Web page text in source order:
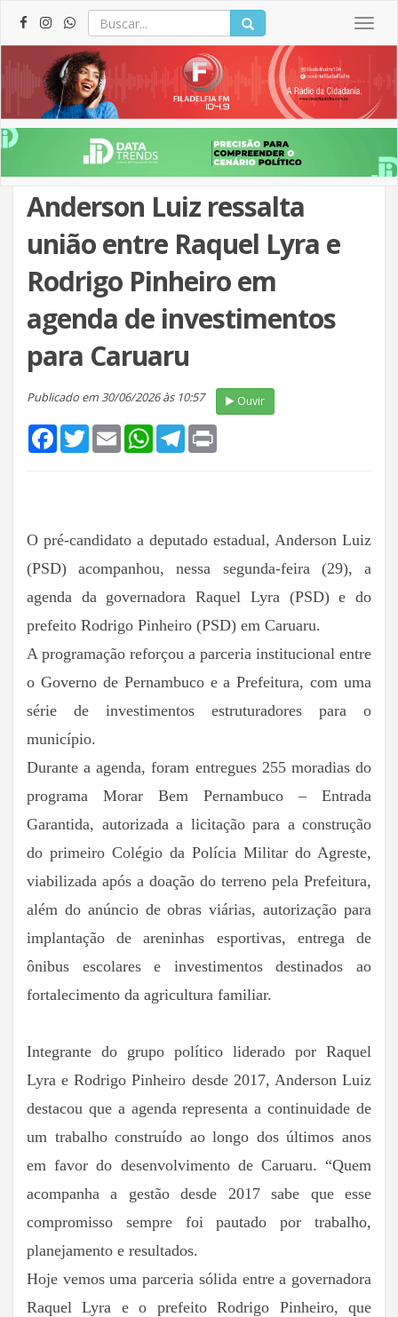
Anderson Luiz ressalta
união entre Raquel Lyra e
Rodrigo Pinheiro em
agenda de investimentos
para Caruaru
Publicado em 30/06/2026 às 10:57 Ouvir
FacebookTwitterEmail WhatsApp
Telegram
O pré-candidato a deputado estadual, Anderson Luiz
(PSD) acompanhou, nessa segunda-feira (29), a
agenda da governadora Raquel Lyra (PSD) e do
prefeito Rodrigo Pinheiro (PSD) em Caruaru.
A programação reforçou a parceria institucional entre
o Governo de Pernambuco e a Prefeitura, com uma
série de investimentos estruturadores para o
município.
Durante a agenda, foram entregues 255 moradias do
programa Morar Bem Pernambuco – Entrada
Garantida, autorizada a licitação para a construção
do primeiro Colégio da Polícia Militar do Agreste,
viabilizada após a doação do terreno pela Prefeitura,
além do anúncio de obras viárias, autorização para
implantação de areninhas esportivas, entrega de
ônibus escolares e investimentos destinados ao
fortalecimento da agricultura familiar.
Integrante do grupo político liderado por Raquel
Lyra e Rodrigo Pinheiro desde 2017, Anderson Luiz
destacou que a agenda representa a continuidade de
um trabalho construído ao longo dos últimos anos
em favor do desenvolvimento de Caruaru. “Quem
acompanha a gestão desde 2017 sabe que esse
compromisso sempre foi pautado por trabalho,
planejamento e resultados.
Hoje vemos uma parceria sólida entre a governadora
Raquel Lyra e o prefeito Rodrigo Pinheiro, que